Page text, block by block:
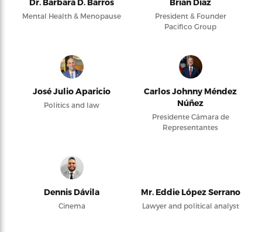
Mental Health & Menopause
President & Founder
Pacifico Group
José Julio Aparicio
Politics and law
Carlos Johnny Méndez
Núñez
Presidente Cámara de
Representantes
Dennis Dávila
Cinema
Mr. Eddie López Serrano
Lawyer and political analyst